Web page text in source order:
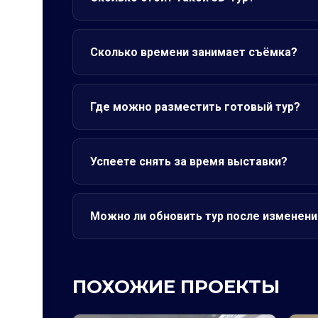
Сколько времени занимает съёмка?
Где можно разместить готовый тур?
Успеете снять за время выставки?
Можно ли обновить тур после
ПОХОЖИЕ ПРОЕКТЫ